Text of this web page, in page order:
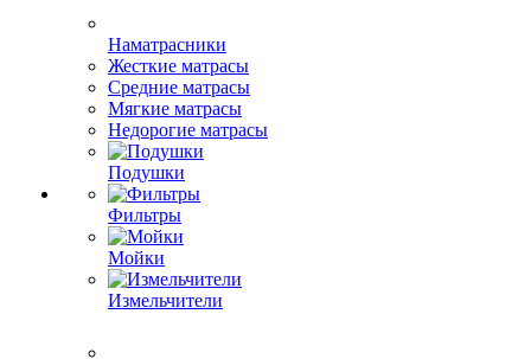
Наматрасники
Жесткие матрасы
Средние матрасы
Мягкие матрасы
Недорогие матрасы
Подушки
Фильтры
Мойки
Измельчители